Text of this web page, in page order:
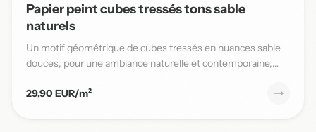
Papier peint cubes tressés tons sable
naturels
Un motif géométrique de cubes tressés en nuances sable
douces, pour une ambiance naturelle et contemporaine,
29,90 EUR/m²